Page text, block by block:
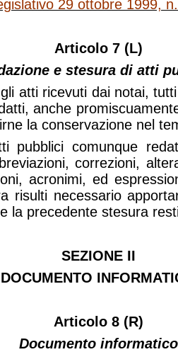
29 ottobre 1999,
Articolo 7 (L)
e stesura di atti
atti ricevuti dai notai,
anche
la conservazione nel
pubblici comunque
correzioni,
acronimi, ed
risulti necessario
la precedente stesura
SEZIONE II
DOCUMENTO
Articolo 8 (R)
Documento informatico